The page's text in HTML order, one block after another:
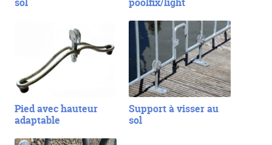
Pied avec hauteur
adaptable
Support à visser au
sol